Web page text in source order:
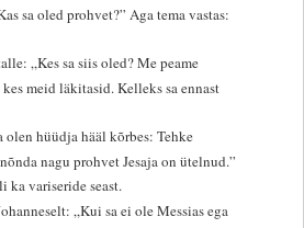
sa oled prohvet?” Aga tema vastas:
„Kes sa siis oled? Me peame
meid läkitasid. Kelleks sa ennast
olen hüüdja hääl kõrbes: Tehke
nagu prohvet Jesaja on ütelnud.”
variseride seast.
„Kui sa ei ole Messias ega